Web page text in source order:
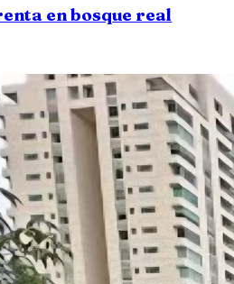
en bosque real